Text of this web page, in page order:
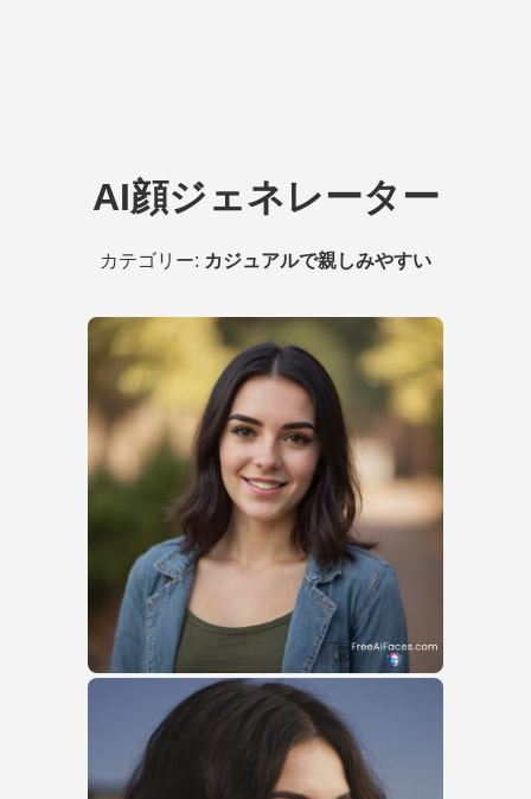
AI顔ジェネレーター
カテゴリー: カジュアルで親しみやすい